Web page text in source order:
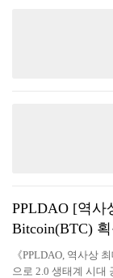
PPLDAO [역사
Bitcoin(BTC)
《PPLDAO, 역사상
으로 2.0 생태계 시대